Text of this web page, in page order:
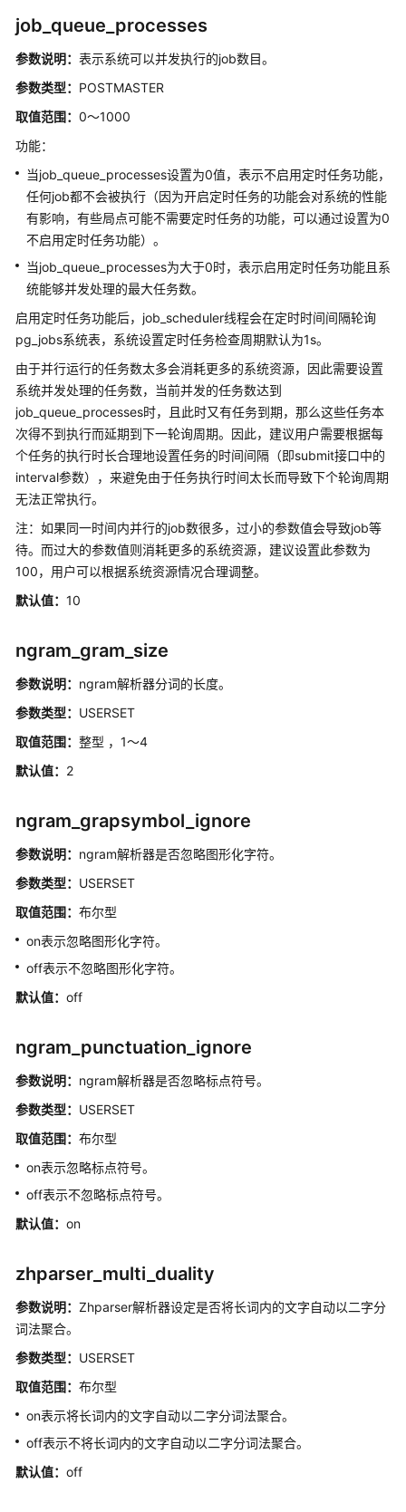
DWS
据
库
象
Teradata
MySQL
语
法
兼
性
差
异
DWS
数
据
库
全
管
理
数
DWS
序
规
DWS
物
视
图
用
户
义
函
DWS
储
过
用
Extension
使
或
ODBC
行
job_queue_processes
参数说明： 表示系统可以并发执行的job数目。
参数类型： POSTMASTER
取值范围： 0～1000
功能：
当job_queue_processes设置为0值，表示不启用定时任务功能，
任何job都不会被执行（因为开启定时任务的功能会对系统的性能
有影响，有些局点可能不需要定时任务的功能，可以通过设置为0
不启用定时任务功能）。
当job_queue_processes为大于0时，表示启用定时任务功能且系
统能够并发处理的最大任务数。
启用定时任务功能后，job_scheduler线程会在定时时间间隔轮询
pg_jobs系统表，系统设置定时任务检查周期默认为1s。
由于并行运行的任务数太多会消耗更多的系统资源，因此需要设置
系统并发处理的任务数，当前并发的任务数达到
job_queue_processes时，且此时又有任务到期，那么这些任务本
次得不到执行而延期到下一轮询周期。因此，建议用户需要根据每
个任务的执行时长合理地设置任务的时间间隔（即submit接口中的
interval参数），来避免由于任务执行时间太长而导致下个轮询周期
无法正常执行。
注：如果同一时间内并行的job数很多，过小的参数值会导致job等
待。而过大的参数值则消耗更多的系统资源，建议设置此参数为
100，用户可以根据系统资源情况合理调整。
默认值： 10
ngram_gram_size
参数说明： ngram解析器分词的长度。
参数类型： USERSET
取值范围： 整型 ，1～4
默认值： 2
ngram_grapsymbol_ignore
参数说明： ngram解析器是否忽略图形化字符。
参数类型： USERSET
取值范围： 布尔型
on表示忽略图形化字符。
off表示不忽略图形化字符。
默认值： off
ngram_punctuation_ignore
参数说明： ngram解析器是否忽略标点符号。
参数类型： USERSET
取值范围： 布尔型
on表示忽略标点符号。
off表示不忽略标点符号。
默认值： on
zhparser_multi_duality
参数说明： Zhparser解析器设定是否将长词内的文字自动以二字分
词法聚合。
参数类型： USERSET
取值范围： 布尔型
on表示将长词内的文字自动以二字分词法聚合。
off表示不将长词内的文字自动以二字分词法聚合。
默认值： off